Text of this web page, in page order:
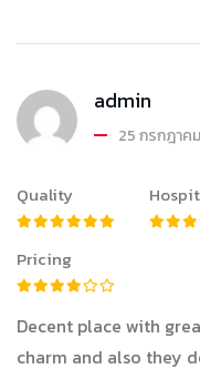
admin
25 กรกฎาค
Quality
Pricing
Decent place with
charm and also they